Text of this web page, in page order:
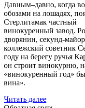
Давным–давно, когда
обозами на лошадях,
Стерлитамак частный
винокуренный завод.
дворянин, секунд-
коллежский советник
году на берегу ручья
он строит винокурню,
«винокуренный год»
вина».
Читать далее